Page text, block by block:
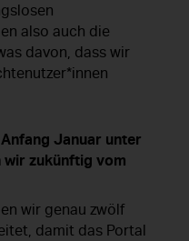
also auch die
davon, dass wir
Januar unter
wir zukünftig vom
wir genau zwölf
damit das Portal